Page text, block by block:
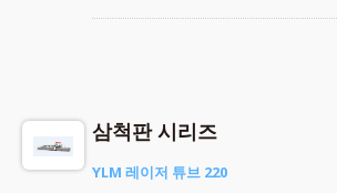
삼척판 시리즈
YLM 레이저 튜브 220